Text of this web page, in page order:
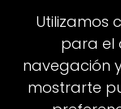
Enviar
Utilizamos
para el
navegación
mostrarte